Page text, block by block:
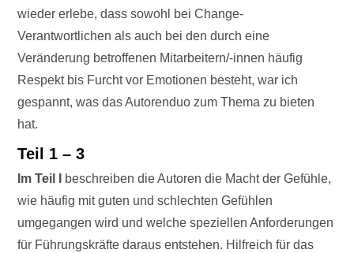
wieder erlebe, dass sowohl bei Change-
Verantwortlichen als auch bei den durch eine
Veränderung betroffenen Mitarbeitern/-innen häufig
Respekt bis Furcht vor Emotionen besteht, war ich
gespannt, was das Autorenduo zum Thema zu bieten
hat.
Teil 1 – 3
Im Teil I
beschreiben die Autoren die Macht der Gefühle,
wie häufig mit guten und schlechten Gefühlen
umgegangen wird und welche speziellen Anforderungen
für Führungskräfte daraus entstehen. Hilfreich für das